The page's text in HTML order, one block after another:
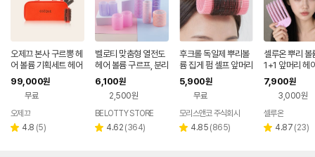
오제끄 본사 구르뽕 헤
어 볼륨 기획세트 헤어
롤 브러쉬
99,000원
무료
오제끄
별 4.8 리
(5)
벨로티 맞춤형 열전도
헤어 볼륨 구르프, 분리
결합으로 완성하는 열
전도 헤어롤 [모음] 열
전도 헤어롤
6,100원
2,500원
BELOTTY STORE
별 4.62 리
(364)
후크롤 독일제 뿌리볼
륨 집게 펌 셀프 앞머리
정수리 머리 헤어롤 뿌
리 볼륨 살리기 핀 파워
구르프
5,900원
무료
모리스앤코 주식회사
별 4.85 리
(865)
셀루온 뿌리 볼
1+1 앞머리 헤
루프
7,900원
3,000원
셀루온
별 4.87 리
(23)